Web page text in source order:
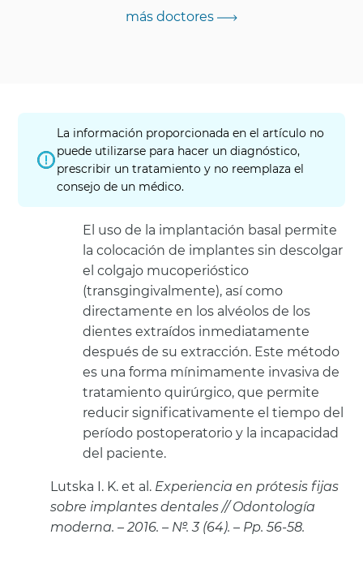
más doctores
La información proporcionada en el artículo no
puede utilizarse para hacer un diagnóstico,
prescribir un tratamiento y no reemplaza el
consejo de un médico.
El uso de la implantación basal permite
la colocación de implantes sin descolgar
el colgajo mucoperióstico
(transgingivalmente), así como
directamente en los alvéolos de los
dientes extraídos inmediatamente
después de su extracción. Este método
es una forma mínimamente invasiva de
tratamiento quirúrgico, que permite
reducir significativamente el tiempo del
período postoperatorio y la incapacidad
del paciente.
Lutska I. K. et al. Experiencia en prótesis fijas
sobre implantes dentales // Odontología
moderna. – 2016. – №. 3 (64). – Pp. 56-58.